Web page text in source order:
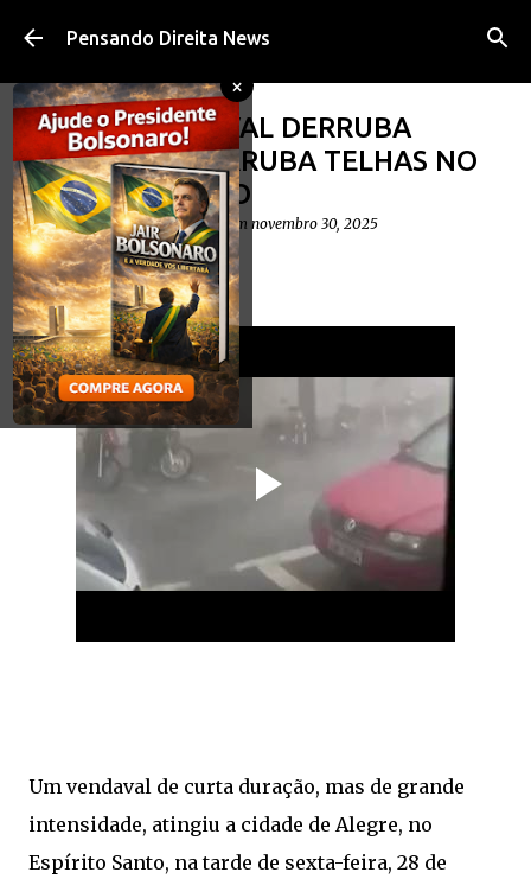
Pular para o conteúdo principal
Pensando Direita News
×
VÍDEO: VENDAVAL DERRUBA
ÁRVORES E DERRUBA TELHAS NO
ESPÍRITO SANTO
postado porDiego Cavalheiro em novembro 30, 2025
Um vendaval de curta duração, mas de grande
intensidade, atingiu a cidade de Alegre, no
Espírito Santo, na tarde de sexta-feira, 28 de